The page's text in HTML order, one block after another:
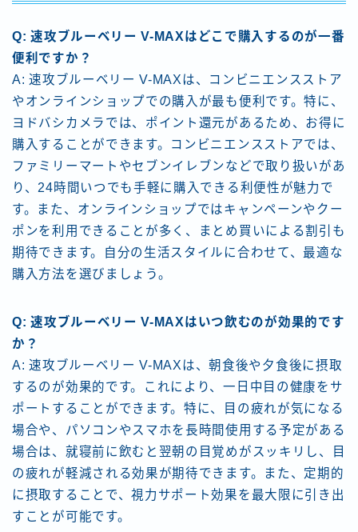
Q: 速攻ブルーベリー V-MAXはどこで購入するのが一番
便利ですか？
A: 速攻ブルーベリー V-MAXは、コンビニエンスストア
やオンラインショップでの購入が最も便利です。特に、
ヨドバシカメラでは、ポイント還元があるため、お得に
購入することができます。コンビニエンスストアでは、
ファミリーマートやセブンイレブンなどで取り扱いがあ
り、24時間いつでも手軽に購入できる利便性が魅力で
す。また、オンラインショップではキャンペーンやクー
ポンを利用できることが多く、まとめ買いによる割引も
期待できます。自分の生活スタイルに合わせて、最適な
購入方法を選びましょう。
Q: 速攻ブルーベリー V-MAXはいつ飲むのが効果的です
か？
A: 速攻ブルーベリー V-MAXは、朝食後や夕食後に摂取
するのが効果的です。これにより、一日中目の健康をサ
ポートすることができます。特に、目の疲れが気になる
場合や、パソコンやスマホを長時間使用する予定がある
場合は、就寝前に飲むと翌朝の目覚めがスッキリし、目
の疲れが軽減される効果が期待できます。また、定期的
に摂取することで、視力サポート効果を最大限に引き出
すことが可能です。